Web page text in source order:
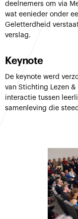
deelnemers om via
wat eenieder onder
Geletterdheid
verslag.
Keynote
De keynote werd
van Stichting Lezen
interactie tussen
samenleving die